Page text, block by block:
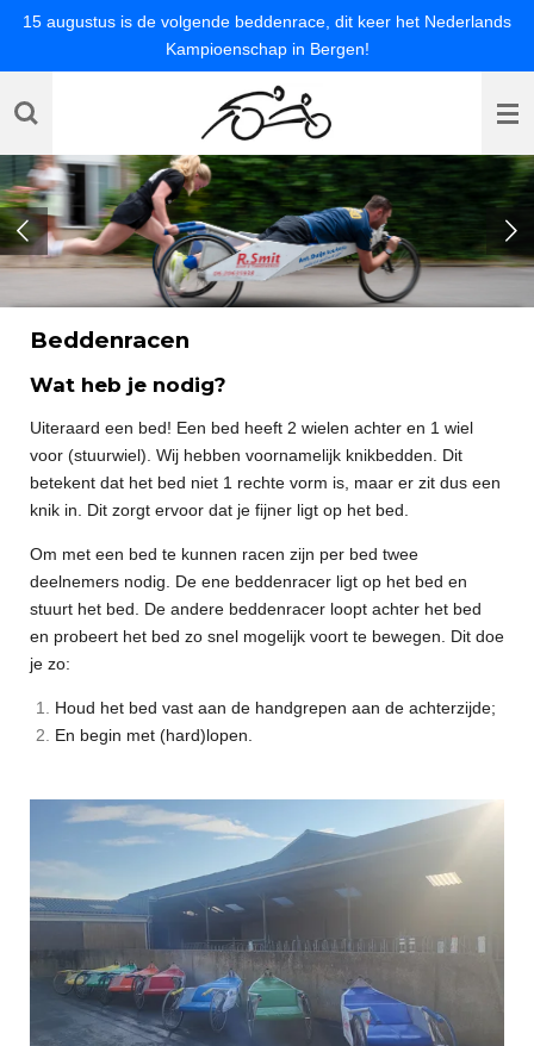
Ga
de
15 augustus is de volgende beddenrace, dit keer het Nederlands
Kampioenschap in Bergen!
Beddenracen
Wat heb je nodig?
Uiteraard een bed! Een bed heeft 2 wielen achter en 1 wiel
voor (stuurwiel). Wij hebben voornamelijk knikbedden. Dit
betekent dat het bed niet 1 rechte vorm is, maar er zit dus een
knik in. Dit zorgt ervoor dat je fijner ligt op het bed.
Om met een bed te kunnen racen zijn per bed twee
deelnemers nodig. De ene beddenracer ligt op het bed en
stuurt het bed. De andere beddenracer loopt achter het bed
en probeert het bed zo snel mogelijk voort te bewegen. Dit doe
je zo:
Houd het bed vast aan de handgrepen aan de achterzijde;
En begin met (hard)lopen.